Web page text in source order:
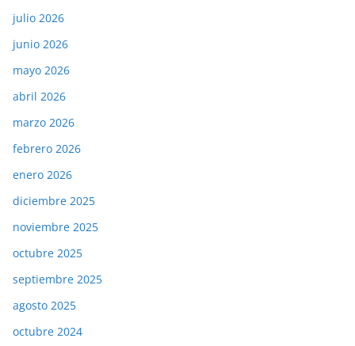
julio 2026
junio 2026
mayo 2026
abril 2026
marzo 2026
febrero 2026
enero 2026
diciembre 2025
noviembre 2025
octubre 2025
septiembre 2025
agosto 2025
octubre 2024